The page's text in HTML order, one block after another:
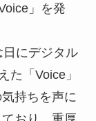
」を発
にデジタル
た「Voice」
持ちを声に